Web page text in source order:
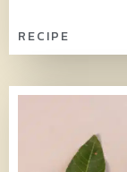
RECIPE